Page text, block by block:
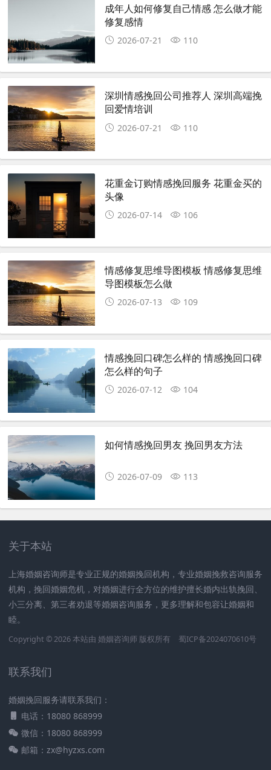
成年人如何修复自己情感 怎么做才能
修复感情
2026-07-21 110
深圳情感挽回公司推荐人 深圳高端挽
回爱情培训
2026-07-21 110
花重金订购情感挽回服务 花重金买的
头像
2026-07-14 106
情感修复思维导图模板 情感修复思维
导图模板怎么做
2026-07-13 109
情感挽回口碑怎么样的 情感挽回口碑
怎么样的句子
2026-07-12 104
如何情感挽回男友 挽回男友方法
2026-07-09 113
关于本站
上海婚姻咨询师是专业正规的婚姻挽回机构，专业婚姻挽救咨询服务
机构，挽回婚姻危机，对婚姻进行全方位的维护擅长婚内出轨挽回、
小三分离、第三者劝退等婚姻咨询服务，更多理解和包容让婚姻和
睦。
Copyright © 2026 本站由 婚姻咨询师版权所有 蜀ICP备2024070610号
联系我们
婚姻挽回服务请联系我们：
电话：18080 868999
微信：18080 868999
邮箱：zx@hyzxs.com